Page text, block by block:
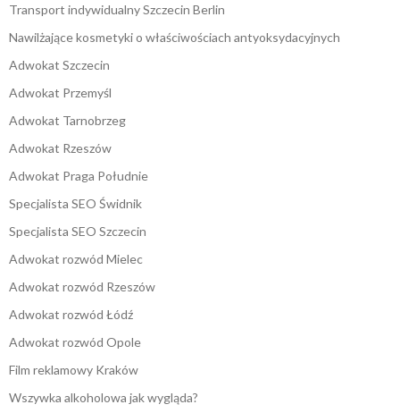
Transport indywidualny Szczecin Berlin
Nawilżające kosmetyki o właściwościach antyoksydacyjnych
Adwokat Szczecin
Adwokat Przemyśl
Adwokat Tarnobrzeg
Adwokat Rzeszów
Adwokat Praga Południe
Specjalista SEO Świdnik
Specjalista SEO Szczecin
Adwokat rozwód Mielec
Adwokat rozwód Rzeszów
Adwokat rozwód Łódź
Adwokat rozwód Opole
Film reklamowy Kraków
Wszywka alkoholowa jak wygląda?